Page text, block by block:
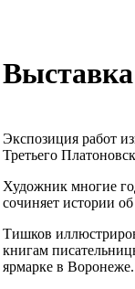
Экспозиция работ
Третьего
Художник многие
сочиняет истории
Тишков
книгам
ярмарке в Воронеже.